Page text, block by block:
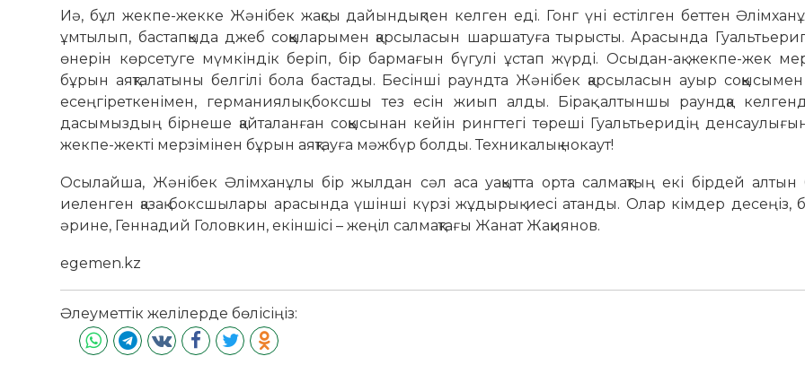
Иә, бұл жекпе-жекке Жәнібек жақсы дайындықпен келген еді. Гонг үні естілген беттен
ұмтылып, бастапқыда джеб соққыларымен қарсыла­сын шаршатуға тырысты. Арасында
өнерін көрсетуге мүмкіндік беріп, бір бармағын бүгулі ұстап жүрді. Осыдан-ақ жекпе-жек
бұрын аяқталатыны белгілі бола бастады. Бесінші раундта Жәнібек қарсыласын ауыр
есеңгіреткенімен, германиялық боксшы тез есін жиып алды. Бірақ алтыншы раундқа
дасымыздың бірнеше қайталанған соққысынан кейін рингтегі төреші Гуальтьеридің
жекпе-жекті мерзімінен бұрын аяқтауға мәжбүр болды. Техникалық нокаут!
Осылайша, Жәнібек Әлімханұлы бір жылдан сәл аса уақытта орта салмақтың екі бірдей алтын
иеленген қазақ боксшылары арасында үшінші күрзі жұдырық иесі атанды. Олар кімдер десеңіз,
әрине, Геннадий Головкин, екіншісі – жеңіл салмақтағы Жанат Жақиянов.
egemen.kz
Әлеуметтік желілерде бөлісіңіз: